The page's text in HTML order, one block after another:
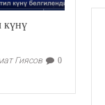
күнү
Гиясов 0